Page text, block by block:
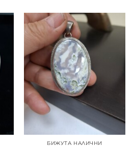
БИЖУТА НАЛИЧНИ